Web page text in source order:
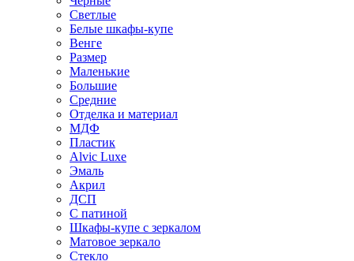
Светлые
Белые шкафы-купе
Венге
Размер
Маленькие
Большие
Средние
Отделка и материал
МДФ
Пластик
Alvic Luxe
Эмаль
Акрил
ДСП
С патиной
Шкафы-купе с зеркалом
Матовое зеркало
Стекло